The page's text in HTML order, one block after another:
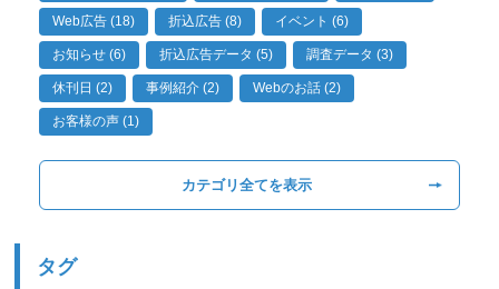
Web広告 (18) 折込広告 (8) イベント (6)
お知らせ (6) 折込広告データ (5) 調査データ (3)
休刊日 (2) 事例紹介 (2) Webのお話 (2)
お客様の声 (1)
カテゴリ全てを表示
タグ